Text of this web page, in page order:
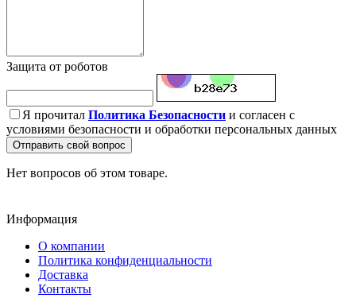
Защита от роботов
Я прочитал Политика Безопасности и согласен с
условиями безопасности и обработки персональных данных
Отправить свой вопрос
Нет вопросов об этом товаре.
Информация
О компании
Политика конфиденциальности
Доставка
Контакты